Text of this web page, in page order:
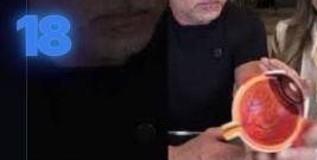
18